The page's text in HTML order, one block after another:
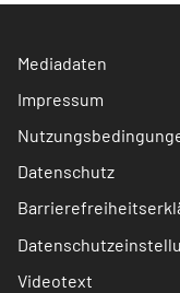
Mediadaten
Impressum
Datenschutz
Videotext